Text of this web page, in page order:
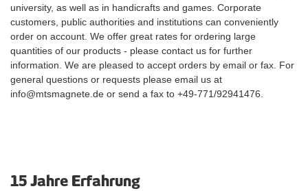
university, as well as in handicrafts and games. Corporate
customers, public authorities and institutions can conveniently
order on account. We offer great rates for ordering large
quantities of our products - please contact us for further
information. We are pleased to accept orders by email or fax. For
general questions or requests please email us at
info@mtsmagnete.de or send a fax to +49-771/92941476.
15 Jahre Erfahrung